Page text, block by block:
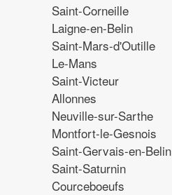
Saint-Corneille
Laigne-en-Belin
Saint-Mars-d'Outille
Le-Mans
Saint-Victeur
Allonnes
Neuville-sur-Sarthe
Montfort-le-Gesnois
Saint-Gervais-en-Belin
Saint-Saturnin
Courceboeufs